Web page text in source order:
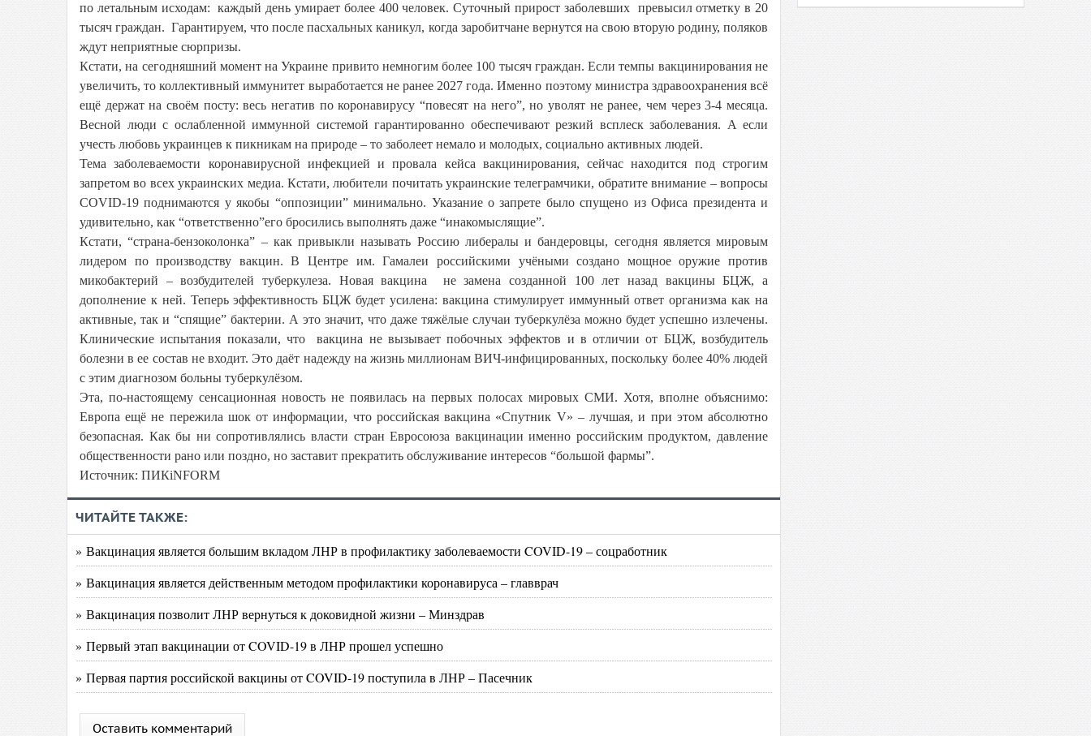
по летальным исходам: каждый день умирает более 400 человек. Суточный прирост заболевших превысил отметку в 20
тысяч граждан. Гарантируем, что после пасхальных каникул, когда заробитчане вернутся на свою вторую родину, поляков
ждут неприятные сюрпризы.
Кстати, на сегодняшний момент на Украине привито немногим более 100 тысяч граждан. Если темпы вакцинирования не
увеличить, то коллективный иммунитет выработается не ранее 2027 года. Именно поэтому министра здравоохранения всё
ещё держат на своём посту: весь негатив по коронавирусу “повесят на него”, но уволят не ранее, чем через 3-4 месяца.
Весной люди с ослабленной иммунной системой гарантированно обеспечивают резкий всплеск заболевания. А если
учесть любовь украинцев к пикникам на природе – то заболеет немало и молодых, социально активных людей.
Тема заболеваемости коронавирусной инфекцией и провала кейса вакцинирования, сейчас находится под строгим
запретом во всех украинских медиа. Кстати, любители почитать украинские телеграмчики, обратите внимание – вопросы
COVID-19 поднимаются у якобы “оппозиции” минимально. Указание о запрете было спущено из Офиса президента и
удивительно, как “ответственно”его бросились выполнять даже “инакомыслящие”.
Кстати, “страна-бензоколонка” – как привыкли называть Россию либералы и бандеровцы, сегодня является мировым
лидером по производству вакцин. В Центре им. Гамалеи российскими учёными создано мощное оружие против
микобактерий – возбудителей туберкулеза. Новая вакцина не замена созданной 100 лет назад вакцины БЦЖ, а
дополнение к ней. Теперь эффективность БЦЖ будет усилена: вакцина стимулирует иммунный ответ организма как на
активные, так и “спящие” бактерии. А это значит, что даже тяжёлые случаи туберкулёза можно будет успешно излечены.
Клинические испытания показали, что вакцина не вызывает побочных эффектов и в отличии от БЦЖ, возбудитель
болезни в ее состав не входит. Это даёт надежду на жизнь миллионам ВИЧ-инфицированных, поскольку более 40% людей
с этим диагнозом больны туберкулёзом.
Эта, по-настоящему сенсационная новость не появилась на первых полосах мировых СМИ. Хотя, вполне объяснимо:
Европа ещё не пережила шок от информации, что российская вакцина «Спутник V» – лучшая, и при этом абсолютно
безопасная. Как бы ни сопротивлялись власти стран Евросоюза вакцинации именно российским продуктом, давление
общественности рано или поздно, но заставит прекратить обслуживание интересов “большой фармы”.
Источник: ПИКiNFORM
ЧИТАЙТЕ ТАКЖЕ:
» Вакцинация является большим вкладом ЛНР в профилактику заболеваемости COVID-19 – соцработник
» Вакцинация является действенным методом профилактики коронавируса – главврач
» Вакцинация позволит ЛНР вернуться к доковидной жизни – Минздрав
» Первый этап вакцинации от COVID-19 в ЛНР прошел успешно
» Первая партия российской вакцины от COVID-19 поступила в ЛНР – Пасечник
Оставить комментарий